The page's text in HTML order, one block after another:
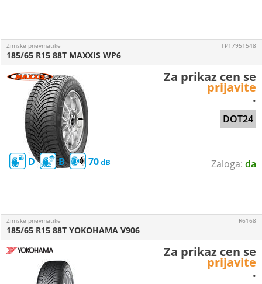
da
Zimske pnevmatike
D B 70
DOT24
185/65 R15 88T MAXXIS WP6
TP17951548
Za prikaz cen se
prijavite
.
Zimske pnevmatike
185/65 R15 88T YOKOHAMA V906
R6168
Za prikaz cen se
prijavite
.